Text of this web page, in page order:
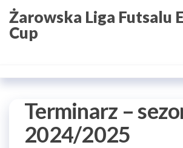
Przejdź
do
treści
Żarowska Liga Futsalu
Cup
Terminarz –
2024/2025